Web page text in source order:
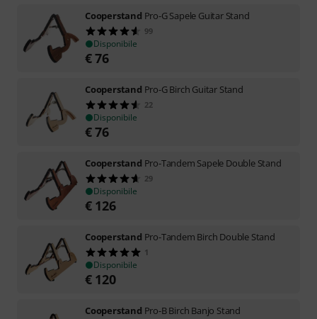
Cooperstand Pro-G Sapele Guitar Stand
99
Disponibile
€76
Cooperstand Pro-G Birch Guitar Stand
22
Disponibile
€76
Cooperstand Pro-Tandem Sapele Double Stand
29
Disponibile
€ 126
Cooperstand Pro-Tandem Birch Double Stand
1
Disponibile
€ 120
Cooperstand Pro-B Birch Banjo Stand